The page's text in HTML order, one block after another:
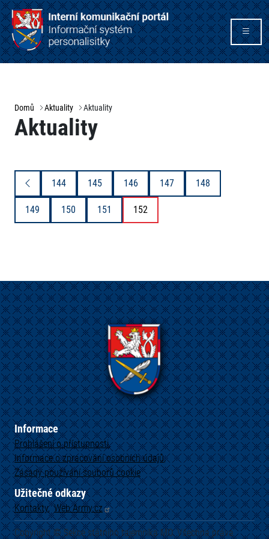
Domů Aktuality Aktuality
Aktuality
144 145 146 147 148
149 150 151 152
Informace
Prohlášení o přístupnosti
Informace o zpracování osobních údajů
Zásady používání souborů cookie
Užitečné odkazy
Kontakty WebArmy.cz
Copyright © Sekce státního tajemníka MO. Všechna práva